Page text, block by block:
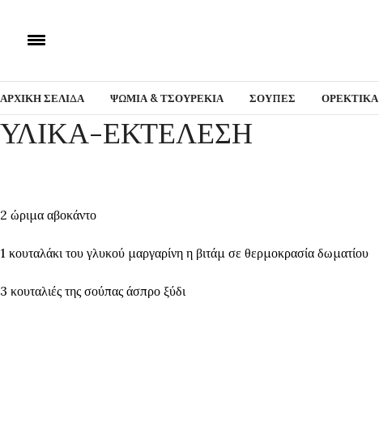
ΑΡΧΙΚΗ ΣΕΛΙΔΑ ΨΩΜΙΑ & ΤΣΟΥΡΕΚΙΑ ΣΟΥΠΕΣ ΟΡΕΚΤΙΚΑ
ΥΛΙΚΑ-ΕΚΤΕΛΕΣΗ
2 ώριμα αβοκάντο
1 κουταλάκι του γλυκού μαργαρίνη η βιτάμ σε θερμοκρασία δωματίου
3 κουταλιές της σούπας άσπρο ξύδι